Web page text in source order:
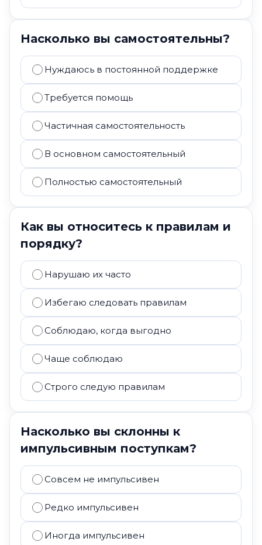
Насколько вы самостоятельны?
Нуждаюсь в постоянной поддержке
Требуется помощь
Частичная самостоятельность
В основном самостоятельный
Полностью самостоятельный
Как вы относитесь к правилам и
порядку?
Нарушаю их часто
Избегаю следовать правилам
Соблюдаю, когда выгодно
Чаще соблюдаю
Строго следую правилам
Насколько вы склонны к
импульсивным поступкам?
Совсем не импульсивен
Редко импульсивен
Иногда импульсивен